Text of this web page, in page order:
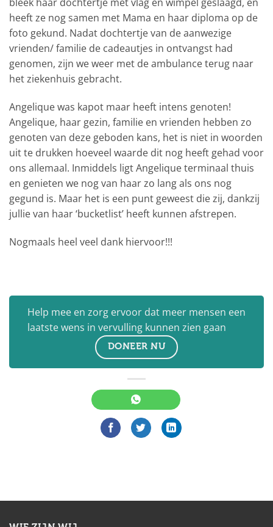
heeft ze nog samen met Mama en haar diploma op de
foto gekund. Nadat dochtertje van de aanwezige
vrienden/ familie de cadeautjes in ontvangst had
genomen, zijn we weer met de ambulance terug naar
het ziekenhuis gebracht.
Angelique was kapot maar heeft intens genoten!
Angelique, haar gezin, familie en vrienden hebben zo
genoten van deze geboden kans, het is niet in woorden
uit te drukken hoeveel waarde dit nog heeft gehad voor
ons allemaal. Inmiddels ligt Angelique terminaal thuis
en genieten we nog van haar zo lang als ons nog
gegund is. Maar het is een punt geweest die zij, dankzij
jullie van haar ‘bucketlist’ heeft kunnen afstrepen.
Nogmaals heel veel dank hiervoor!!!
Help mee en zorg ervoor dat meer mensen een
laatste wens in vervulling kunnen zien gaan
DONEER NU